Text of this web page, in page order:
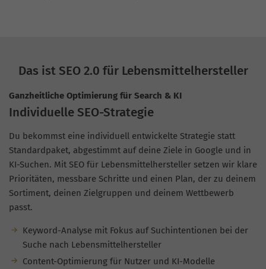
Das ist SEO 2.0 für Lebensmittelhersteller
Ganzheitliche Optimierung für Search & KI
Individuelle SEO-Strategie
Du bekommst eine individuell entwickelte Strategie statt
Standardpaket, abgestimmt auf deine Ziele in Google und in
KI-Suchen. Mit SEO für Lebensmittelhersteller setzen wir klare
Prioritäten, messbare Schritte und einen Plan, der zu deinem
Sortiment, deinen Zielgruppen und deinem Wettbewerb
passt.
Keyword-Analyse mit Fokus auf Suchintentionen bei der
Suche nach Lebensmittelhersteller
Content-Optimierung für Nutzer und KI-Modelle